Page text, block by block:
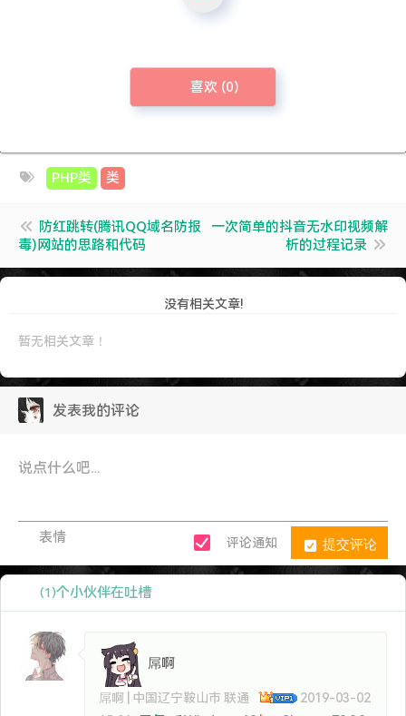
喜欢 (0)
PHP类 类
防红跳转(腾讯QQ域名防报
毒)网站的思路和代码
一次简单的抖音无水印视频解
析的过程记录
没有相关文章!
暂无相关文章！
发表我的评论
提交评论
评论通知
表情
(1)个小伙伴在吐槽
屌啊
屌啊 | 中国辽宁鞍山市 联通
2019-03-02